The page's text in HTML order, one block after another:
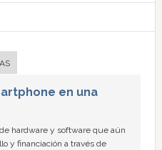
en una
hardware y software que aún
y financiación a través de